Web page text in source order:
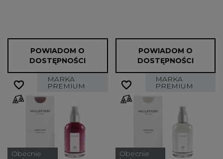
POWIADOM O
DOSTĘPNOŚCI
POWIADOM O
DOSTĘPNOŚCI
MARKA
PREMIUM
Obecnie
favorite_border
favorite_border MARKA
PREMIUM
Obecnie
favorite_border
favorite_border